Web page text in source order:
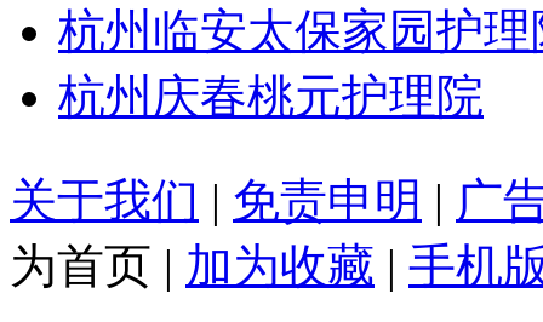
杭州临安太保家园护理
杭州庆春桃元护理院
关于我们 | 免责申明 | 广
为首页 | 加为收藏 | 手机